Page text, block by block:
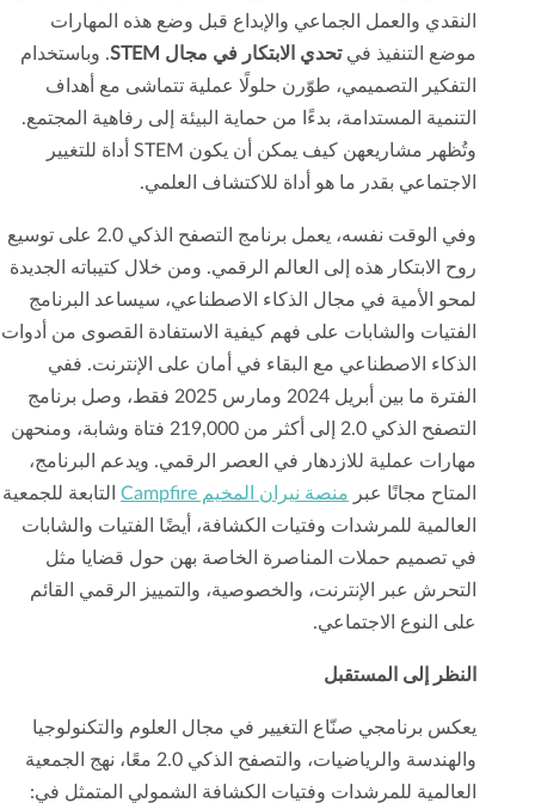
النقدي والعمل الجماعي والإبداع قبل وضع هذه المهارات
موضع التنفيذ في تحدي الابتكار في مجال STEM
. وباستخدام
التفكير التصميمي، طوّرن حلولًا عملية تتماشى مع أهداف
التنمية المستدامة، بدءًا من حماية البيئة إلى رفاهية المجتمع.
وتُظهر مشاريعهن كيف يمكن أن يكون STEM أداة للتغيير
الاجتماعي بقدر ما هو أداة للاكتشاف العلمي.
وفي الوقت نفسه، يعمل برنامج التصفح الذكي 2.0 على توسيع
روح الابتكار هذه إلى العالم الرقمي. ومن خلال كتيباته الجديدة
لمحو الأمية في مجال الذكاء الاصطناعي، سيساعد البرنامج
الفتيات والشابات على فهم كيفية الاستفادة القصوى من أدوات
الذكاء الاصطناعي مع البقاء في أمان على الإنترنت. ففي
الفترة ما بين أبريل 2024 ومارس 2025 فقط، وصل برنامج
التصفح الذكي 2.0 إلى أكثر من 219,000 فتاة وشابة، ومنحهن
مهارات عملية للازدهار في العصر الرقمي. ويدعم البرنامج،
المتاح مجانًا عبر منصة نيران المخيم Campfire
التابعة للجمعية
العالمية للمرشدات وفتيات الكشافة، أيضًا الفتيات والشابات
في تصميم حملات المناصرة الخاصة بهن حول قضايا مثل
التحرش عبر الإنترنت، والخصوصية، والتمييز الرقمي القائم
على النوع الاجتماعي.
النظر إلى المستقبل
يعكس برنامجي صنّاع التغيير في مجال العلوم والتكنولوجيا
والهندسة والرياضيات، والتصفح الذكي 2.0 معًا، نهج الجمعية
العالمية للمرشدات وفتيات الكشافة الشمولي المتمثل في: